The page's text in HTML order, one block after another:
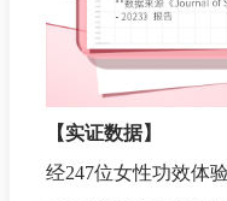
【实证数据】
经247位女性功效体